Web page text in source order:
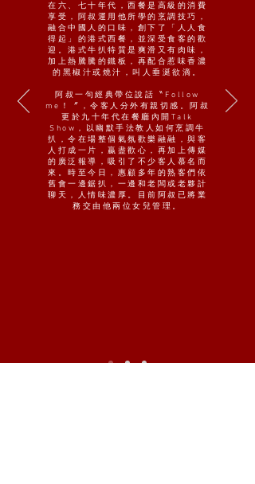
在六、七十年代，西餐是高級的消費
享受，阿叔運用他所學的烹調技巧，
融合中國人的口味，創下了「人人食
得起」的港式西餐，並深受食客的歡
迎。港式牛扒特質是爽滑又有肉味，
加上熱騰騰的鐵板，再配合惹味香濃
的黑椒汁或燒汁，叫人垂涎欲滴。
阿叔一句經典帶位說話〝Follow
me！〞，令客人分外有親切感。阿叔
更於九十年代在餐廳內開Talk
Show，以幽默手法教人如何烹調牛
扒，令在場整個氣氛歡樂融融，與客
人打成一片，贏盡歡心，再加上傳媒
的廣泛報導，吸引了不少客人慕名而
來。時至今日，惠顧多年的熟客們依
舊會一邊鋸扒，一邊和老闆或老夥計
聊天，人情味濃厚。目前阿叔已將業
務交由他兩位女兒管理。